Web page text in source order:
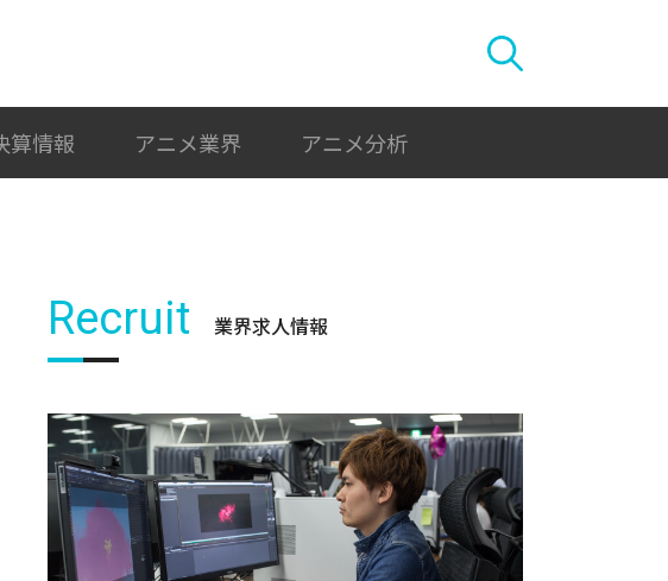
算情報 アニメ業界 アニメ分析
Recruit 業界求人情報